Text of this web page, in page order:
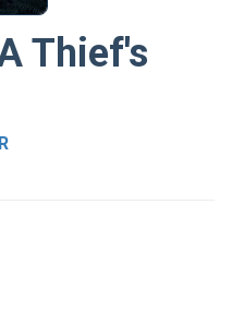
Thief's